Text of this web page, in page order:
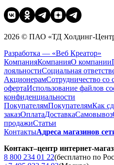
2026 © ПАО «ТД Холдинг-
Разработка — «Веб Креатор»
КомпанияКомпанияО компании
лояльностиСоциальная
АкционерамСотрудничество со
офертаИспользование файлов
конфиденциальности
ПокупателямПокупателямКак
заказОплатаДоставкаCамовывоз
продажиСтатьи
КонтактыАдреса магазинов
Контакт–центр интернет-
8 800 234 01 22(бесплатно по